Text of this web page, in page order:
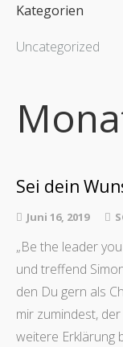
Kategorien
Uncategorized
Sei dein
Juni 16, 2019
„Be the leader
und treffend
den Du gern als
mir zumindest,
weitere Erklärung